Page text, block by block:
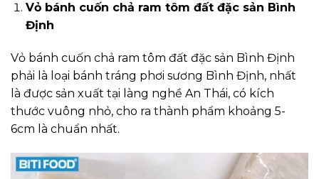
Vỏ bánh cuốn chả ram tôm đất đặc sản Bình
Định
Vỏ bánh cuốn chả ram tôm đất đặc sản Bình Định
phải là loại bánh tráng phơi sương Bình Định, nhất
là được sản xuất tại làng nghề An Thái, có kích
thước vuông nhỏ, cho ra thành phẩm khoảng 5-
6cm là chuẩn nhất.